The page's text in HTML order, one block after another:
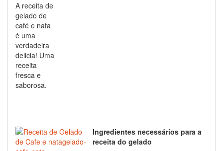
A receita de
gelado de
café e nata
é uma
verdadeira
delicia! Uma
receita
fresca e
saborosa.
Ingredientes necessários para a
receita do gelado